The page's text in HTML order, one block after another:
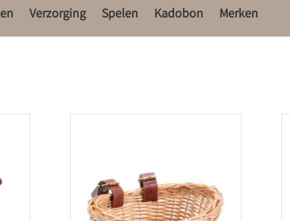
Verzorging Spelen Kadobon Merken